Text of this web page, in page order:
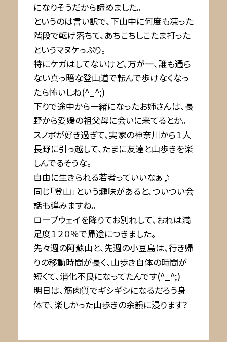
になりそうだから諦めました。
というのは言い訳で、下山中に何度も凍った
階段で転げ落ちて、あちこちしこたま打った
というマヌケっぷり。
特にケガはしてないけど、万が一、誰も通ら
ない真っ暗な登山道で転んで歩けなくなっ
たら怖いしね(^_^;)
下りで途中から一緒になったお姉さんは、長
野から愛媛の祖父母に会いに来てるとか。
スノボが好き過ぎて、実家の神奈川から１人
長野に引っ越して、たまに友達と山歩きを楽
しんでるそうな。
自由に生きられる若者っていいなぁ♪
同じ「登山」という趣味があると、ついつい会
話も弾みますね。
ロープウェイを降りてお別れして、おれは満
足度１２０％で帰途につきました。
先々週の阿蘇山と、先週の小豆島は、行き帰
りの移動時間が長く、山歩き自体の時間が
短くて、消化不良になってたんです(^_^;)
明日は、筋肉質でギシギシになるだろう身
体で、楽しかった山歩きの余韻に浸ります?